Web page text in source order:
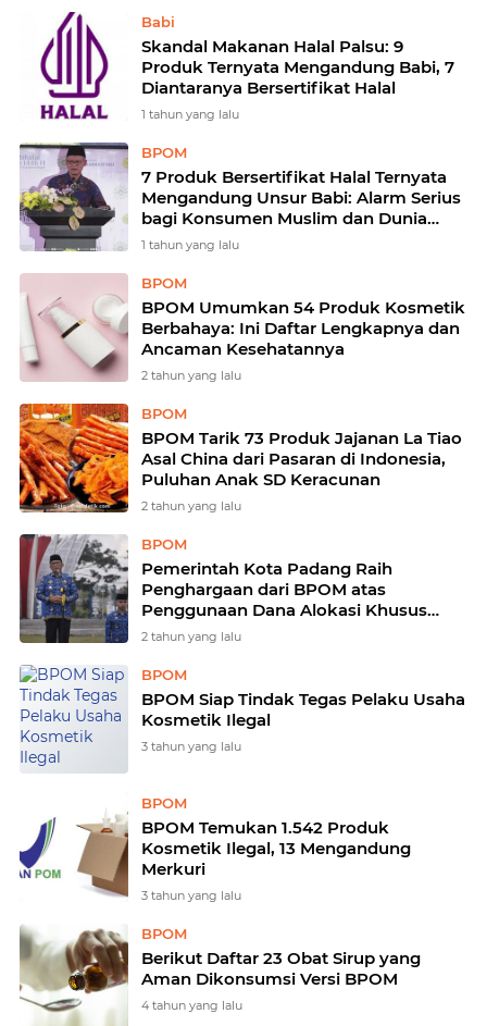
Babi
Skandal Makanan Halal Palsu: 9
Produk Ternyata Mengandung Babi, 7
Diantaranya Bersertifikat Halal
1 tahun yang lalu
BPOM
7 Produk Bersertifikat Halal Ternyata
Mengandung Unsur Babi: Alarm Serius
bagi Konsumen Muslim dan Dunia
Usaha
1 tahun yang lalu
BPOM
BPOM Umumkan 54 Produk Kosmetik
Berbahaya: Ini Daftar Lengkapnya dan
Ancaman Kesehatannya
2 tahun yang lalu
BPOM
BPOM Tarik 73 Produk Jajanan La Tiao
Asal China dari Pasaran di Indonesia,
Puluhan Anak SD Keracunan
2 tahun yang lalu
BPOM
Pemerintah Kota Padang Raih
Penghargaan dari BPOM atas
Penggunaan Dana Alokasi Khusus
untuk Pengawasan Obat dan Makanan
2 tahun yang lalu
BPOM
BPOM Siap Tindak Tegas Pelaku Usaha
Kosmetik Ilegal
3 tahun yang lalu
BPOM
BPOM Temukan 1.542 Produk
Kosmetik Ilegal, 13 Mengandung
Merkuri
3 tahun yang lalu
BPOM
Berikut Daftar 23 Obat Sirup yang
Aman Dikonsumsi Versi BPOM
4 tahun yang lalu